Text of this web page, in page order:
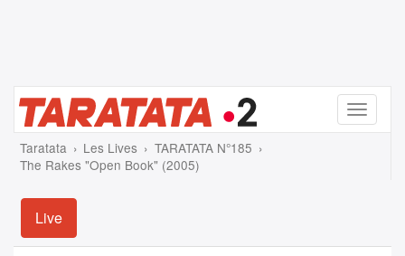
Menu
Taratata Les Lives
TARATATA N°185
The Rakes "Open Book" (2005)
Live